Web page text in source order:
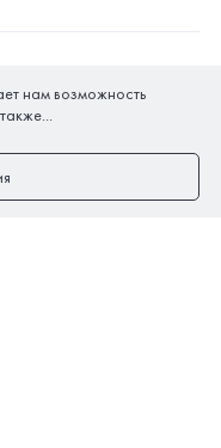
веб-систем и
нам возможность